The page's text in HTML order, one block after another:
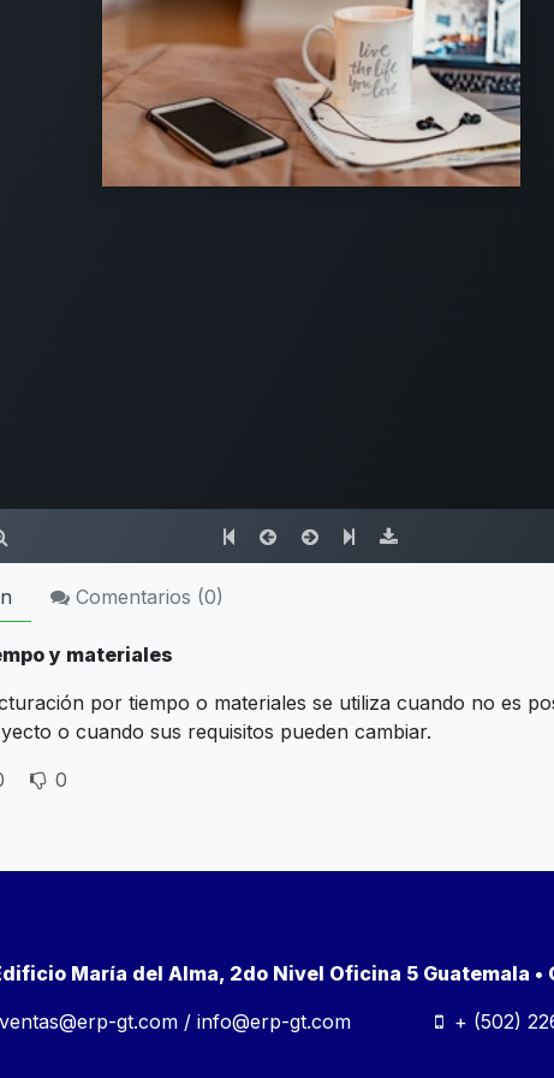
Comentarios (0)
y materiales
por tiempo o materiales se utiliza cuando no es
o cuando sus requisitos pueden cambiar.
0
María del Alma, 2do Nivel Oficina 5 Guatemala •
ventas@erp-gt.com /info@erp-gt.com + (502)